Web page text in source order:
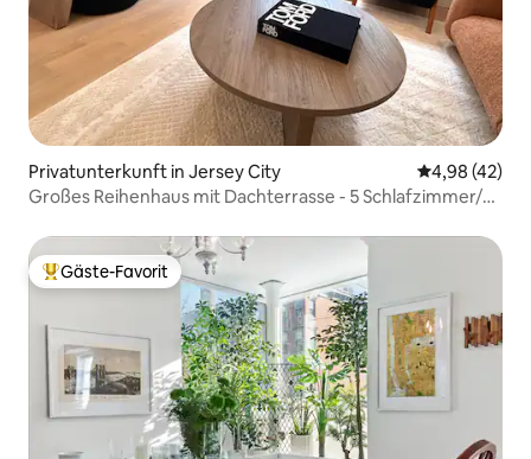
Privatunterkunft in Jersey City
4,98 (42)
Großes Reihenhaus mit Dachterrasse - 5 Schlafzimmer/4
Beliebter Gäste-Favorit.
Gäste-Favorit